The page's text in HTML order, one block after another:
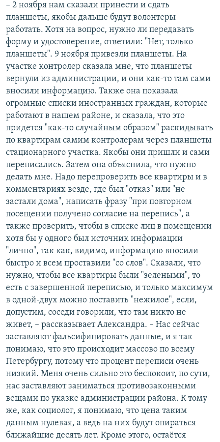
– 2 ноября нам сказали принести и сдать
планшеты, якобы дальше будут волонтеры
работать. Хотя на вопрос, нужно ли передавать
форму и удостоверение, ответили: "Нет, только
планшеты". 9 ноября привезли планшеты. На
участке контролер сказала мне, что планшеты
вернули из администрации, и они как-то там сами
вносили информацию. Также она показала
огромные списки иностранных граждан, которые
работают в нашем районе, и сказала, что это
придется "как-то случайным образом" раскидывать
по квартирам самим контролерам через планшеты
стационарного участка. Якобы они пришли и сами
переписались. Затем она объяснила, что нужно
делать мне. Надо перепроверить все квартиры и в
комментариях везде, где был "отказ" или "не
застали дома", написать фразу "при повторном
посещении получено согласие на перепись", а
также проверить, чтобы в списке лиц в помещении
хотя бы у одного был источник информации
"лично", так как, видимо, информацию вносили
быстро и всем проставили "со слов". Сказали, что
нужно, чтобы все квартиры были "зелеными", то
есть с завершенной переписью, и только максимум
в одной-двух можно поставить "нежилое", если,
допустим, соседи говорили, что там никто не
живет, – рассказывает Александра. – Нас сейчас
заставляют фальсифицировать данные, и я так
понимаю, что это происходит массово по всему
Петербургу, потому что процент переписи очень
низкий. Меня очень сильно это беспокоит, по сути,
нас заставляют заниматься противозаконными
вещами по указке администрации района. К тому
же, как социолог, я понимаю, что цена таким
данным нулевая, а ведь на них будут опираться
ближайшие десять лет. Кроме этого, остаётся